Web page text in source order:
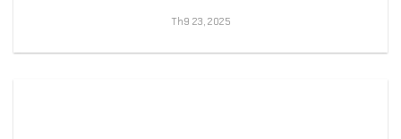
Th9 23, 2025